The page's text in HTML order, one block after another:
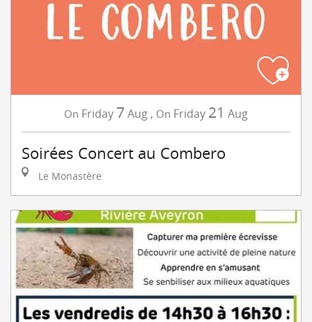
On Friday 7 Aug , On Friday 21 Aug
Soirées Concert au Combero
Le Monastère